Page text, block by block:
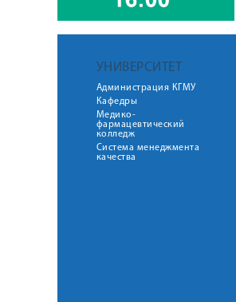
УНИВЕРСИТЕТ
Администрация КГМУ
Кафедры
Медико-
фармацевтический
колледж
Система менеджмента
качества